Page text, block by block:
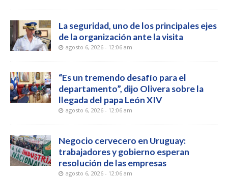
La seguridad, uno de los principales ejes
de la organización ante la visita
agosto 6, 2026 - 12:06 am
“Es un tremendo desafío para el
departamento”, dijo Olivera sobre la
llegada del papa León XIV
agosto 6, 2026 - 12:06 am
Negocio cervecero en Uruguay:
trabajadores y gobierno esperan
resolución de las empresas
agosto 6, 2026 - 12:06 am